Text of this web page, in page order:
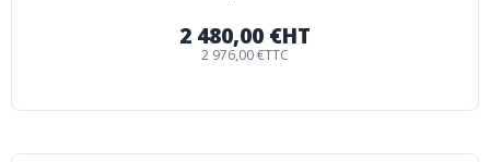
2 480,00 €HT
2 976,00 €TTC